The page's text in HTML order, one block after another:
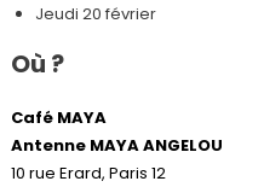
Jeudi 20 février
Où ?
Café MAYA
Antenne MAYA ANGELOU
10 rue Erard, Paris 12